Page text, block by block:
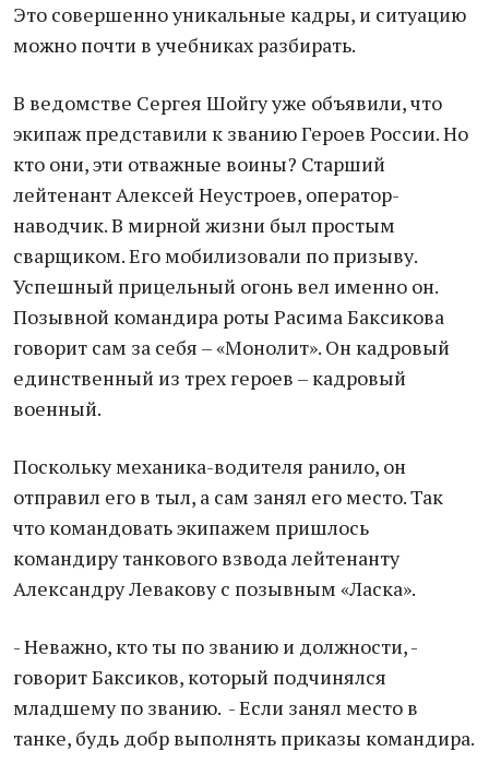
Это совершенно уникальные кадры, и ситуацию
можно почти в учебниках разбирать.
В ведомстве Сергея Шойгу уже объявили, что
экипаж представили к званию Героев России. Но
кто они, эти отважные воины? Старший
лейтенант Алексей Неустроев, оператор-
наводчик. В мирной жизни был простым
сварщиком. Его мобилизовали по призыву.
Успешный прицельный огонь вел именно он.
Позывной командира роты Расима Баксикова
говорит сам за себя – «Монолит». Он кадровый
единственный из трех героев – кадровый
военный.
Поскольку механика-водителя ранило, он
отправил его в тыл, а сам занял его место. Так
что командовать экипажем пришлось
командиру танкового взвода лейтенанту
Александру Левакову с позывным «Ласка».
- Неважно, кто ты по званию и должности, -
говорит Баксиков, который подчинялся
младшему по званию. - Если занял место в
танке, будь добр выполнять приказы командира.